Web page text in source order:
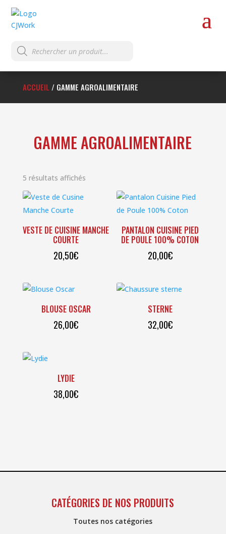
Recherche
de
produits
ACCUEIL / GAMME AGROALIMENTAIRE
GAMME AGROALIMENTAIRE
5 résultats affichésTrié
plus
VESTE DE CUISINE MANCHE
COURTE
20,50€
PANTALON CUISINE PIED
DE POULE 100% COTON
20,00€
BLOUSE OSCAR
26,00€
STERNE
32,00€
LYDIE
38,00€
CATÉGORIES DE NOS PRODUITS
Toutes nos catégories